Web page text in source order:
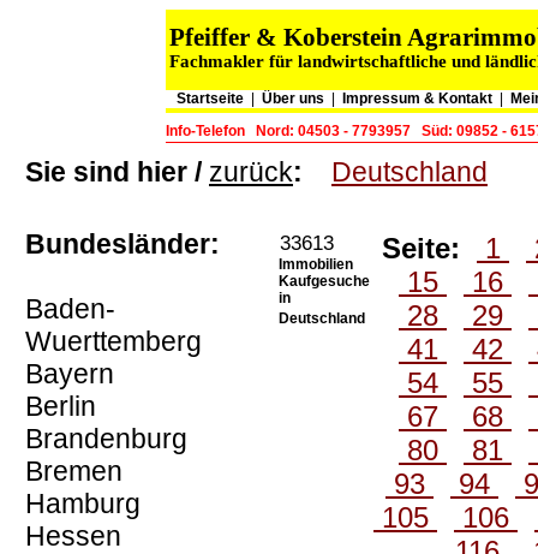
Pfeiffer & Koberstein
Fachmakler für landwirtschaftliche und
Startseite Über uns Impressum & Kontakt
Info-Telefon
Nord: 04503 - 7793957 Süd: 09852 -
Sie sind hier / zurück: Deutschland
Bundesländer:
Baden-
Wuerttemberg
Bayern
Berlin
Brandenburg
Bremen
Hamburg
Hessen
33613
Immobilien
Kaufgesuche
in
Deutschland
Seite: 1
15
16
28
29
41
42
54
55
67
68
80
81
93
94
105
106